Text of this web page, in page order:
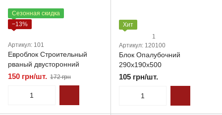
Сезонная скидка
−13%
Артикул: 101
Евроблок Строительный
рваный двусторонний
150 грн/шт. 172 грн
Хит
1
Артикул: 120100
Блок Опалубочний
290х190х500
105 грн/шт.